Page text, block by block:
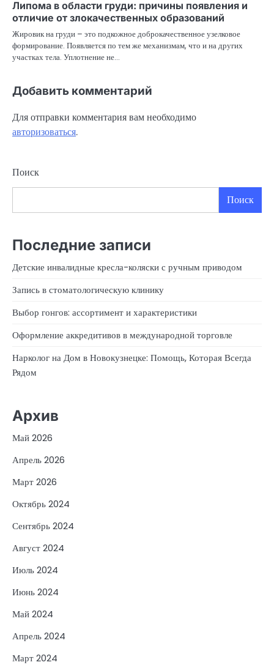
Липома в области груди: причины появления и
отличие от злокачественных образований
Жировик на груди – это подкожное доброкачественное узелковое
формирование. Появляется по тем же механизмам, что и на других
участках тела. Уплотнение не…
Добавить комментарий
Для отправки комментария вам необходимо
авторизоваться.
Поиск
Поиск
Последние записи
Детские инвалидные кресла-коляски с ручным приводом
Запись в стоматологическую клинику
Выбор гонгов: ассортимент и характеристики
Оформление аккредитивов в международной торговле
Нарколог на Дом в Новокузнецке: Помощь, Которая Всегда
Рядом
Архив
Май 2026
Апрель 2026
Март 2026
Октябрь 2024
Сентябрь 2024
Август 2024
Июль 2024
Июнь 2024
Май 2024
Апрель 2024
Март 2024